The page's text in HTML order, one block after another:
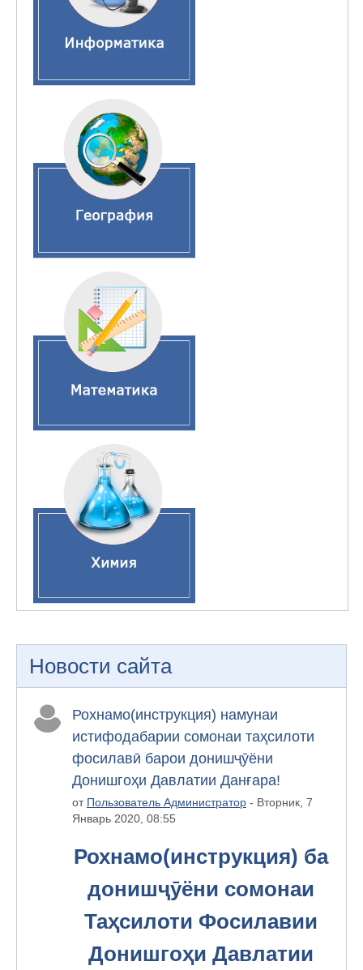
Новости сайта
Рохнамо(инструкция) намунаи
истифодабарии сомонаи таҳсилоти
фосилавӣ барои донишҷӯёни
Донишгоҳи Давлатии Данғара!
от Пользователь Администратор - Вторник, 7
Январь 2020, 08:55
Рохнамо(инструкция) ба
донишҷӯёни сомонаи
Таҳсилоти Фосилавии
Донишгоҳи Давлатии